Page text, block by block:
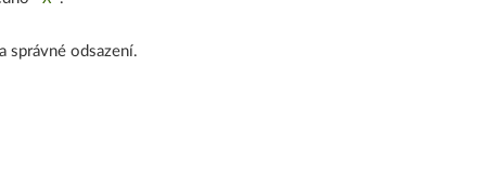
správné odsazení.